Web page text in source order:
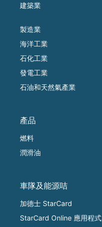
建築業
製造業
海洋工業
石化工業
發電工業
石油和天然氣產業
產品
燃料
潤滑油
車隊及能源咭
加德士 StarCard
StarCard Online 應用程式